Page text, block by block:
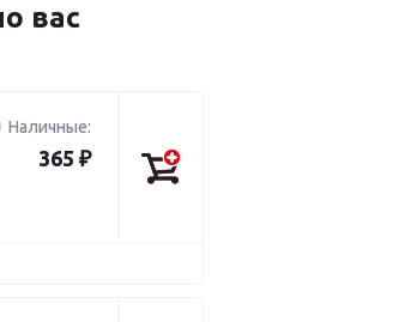
вас
Наличные:
365 ₽